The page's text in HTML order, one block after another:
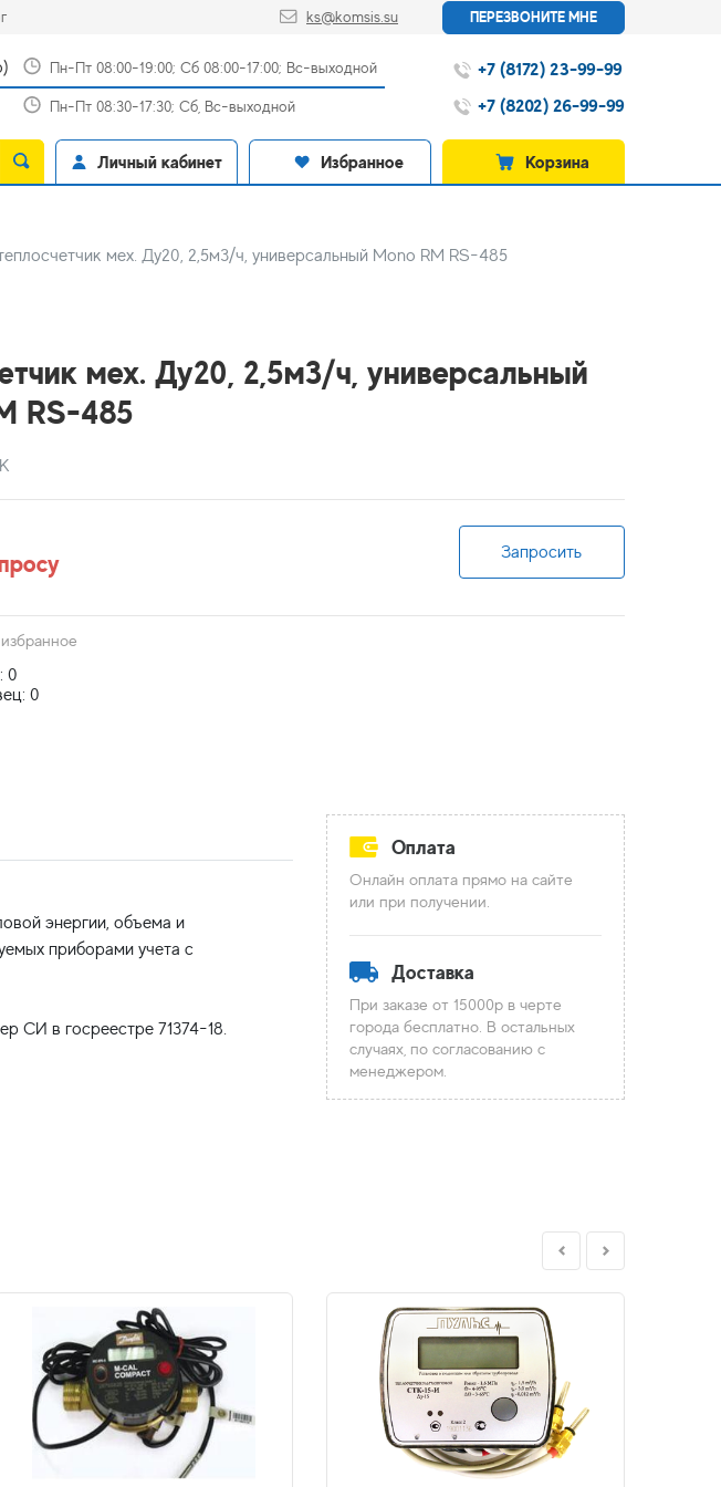
(current) ks@komsis.su ПЕРЕЗВОНИТЕ МНЕ
Пн-Пт 08:00-19:00; Сб 08:00-17:00; Вс-выходной
Пн-Пт 08:30-17:30; Сб, Вс-выходной
+7 (8172) 23-99-99
+7 (8202) 26-99-99
Личный кабинет Избранное Корзина
мех. Ду20, 2,5м3/ч, универсальный Mono RM RS-485
мех. Ду20, 2,5м3/ч, универсальный
RS-485
Запросить
0
0
энергии, объема и
приборами учета с
СИ в госреестре 71374-18.
Оплата
Онлайн оплата прямо на сайте
или при получении.
Доставка
При заказе от 15000р в черте
города бесплатно. В остальных
случаях, по согласованию с
менеджером.